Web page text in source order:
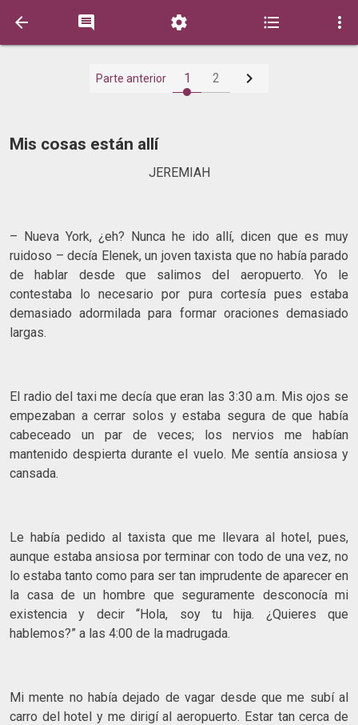
    
Parte anterior 1 2 
Mis cosas están allí
JEREMIAH
– Nueva York, ¿eh? Nunca he ido allí, dicen que es muy
ruidoso – decía Elenek, un joven taxista que no había parado
de hablar desde que salimos del aeropuerto. Yo le
contestaba lo necesario por pura cortesía pues estaba
demasiado adormilada para formar oraciones demasiado
largas.
El radio del taxi me decía que eran las 3:30 a.m. Mis ojos se
empezaban a cerrar solos y estaba segura de que había
cabeceado un par de veces; los nervios me habían
mantenido despierta durante el vuelo. Me sentía ansiosa y
cansada.
Le había pedido al taxista que me llevara al hotel, pues,
aunque estaba ansiosa por terminar con todo de una vez, no
lo estaba tanto como para ser tan imprudente de aparecer en
la casa de un hombre que seguramente desconocía mi
existencia y decir “Hola, soy tu hija. ¿Quieres que
hablemos?” a las 4:00 de la madrugada.
Mi mente no había dejado de vagar desde que me subí al
carro del hotel y me dirigí al aeropuerto. Estar tan cerca de